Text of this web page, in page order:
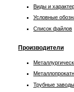
Виды и
Условные
Список файлов
Производители
Трубные заводы